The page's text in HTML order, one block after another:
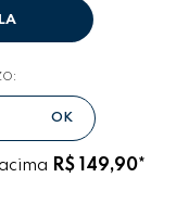
R$ 149,90*